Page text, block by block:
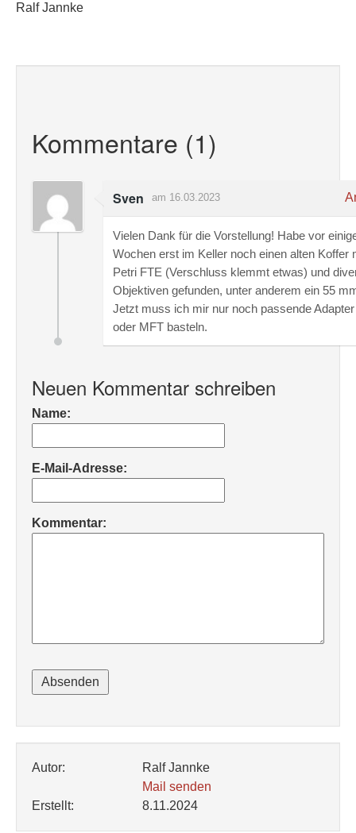
Ralf Jannke
Kommentare (1)
Sven am 16.03.2023
Vielen Dank für die Vorstellung! Habe vor
Wochen erst im Keller noch einen alten Koffer
Petri FTE (Verschluss klemmt etwas) und
Objektiven gefunden, unter anderem ein 55
Jetzt muss ich mir nur noch passende
oder MFT basteln.
Neuen Kommentar schreiben
Name:
E-Mail-Adresse:
Kommentar:
Autor:
Ralf Jannke
Mail senden
Erstellt:
8.11.2024